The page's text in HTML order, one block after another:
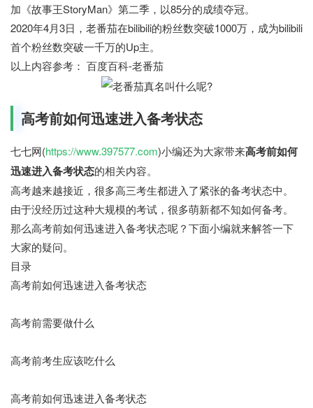
加《故事王StoryMan》第二季，以85分的成绩夺冠。
2020年4月3日，老番茄在bilibili的粉丝数突破1000万，成为bilibili
首个粉丝数突破一千万的Up主。
以上内容参考： 百度百科-老番茄
高考前如何迅速进入备考状态
七七网(https://www.397577.com)小编还为大家带来高考前如何
迅速进入备考状态的相关内容。
高考越来越接近，很多高三考生都进入了紧张的备考状态中。
由于没经历过这种大规模的考试，很多萌新都不知如何备考。
那么高考前如何迅速进入备考状态呢？下面小编就来解答一下
大家的疑问。
目录
高考前如何迅速进入备考状态
高考前需要做什么
高考前考生应该吃什么
高考前如何迅速进入备考状态